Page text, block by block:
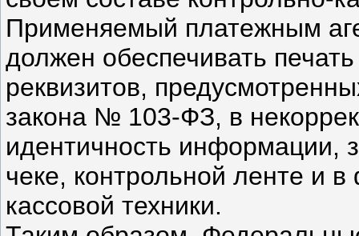
Применяемый платежным
должен обеспечивать
реквизитов,
закона № 103-ФЗ, в
идентичность информации,
чеке, контрольной ленте и
кассовой техники.